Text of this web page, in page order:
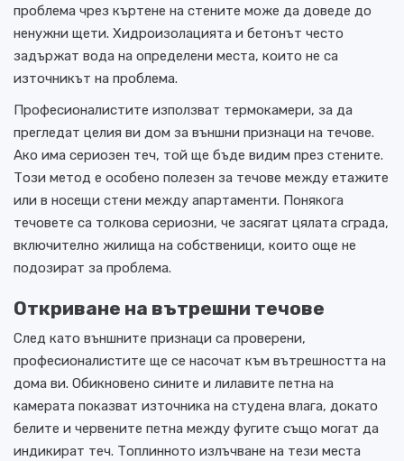
проблема чрез къртене на стените може да доведе до
ненужни щети. Хидроизолацията и бетонът често
задържат вода на определени места, които не са
източникът на проблема.
Професионалистите използват термокамери, за да
прегледат целия ви дом за външни признаци на течове.
Ако има сериозен теч, той ще бъде видим през стените.
Този метод е особено полезен за течове между етажите
или в носещи стени между апартаменти. Понякога
течовете са толкова сериозни, че засягат цялата сграда,
включително жилища на собственици, които още не
подозират за проблема.
Откриване на вътрешни течове
След като външните признаци са проверени,
професионалистите ще се насочат към вътрешността на
дома ви. Обикновено сините и лилавите петна на
камерата показват източника на студена влага, докато
белите и червените петна между фугите също могат да
индикират теч. Топлинното излъчване на тези места